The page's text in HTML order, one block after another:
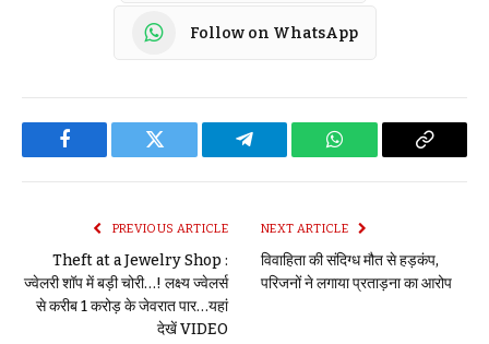
Follow on WhatsApp
Facebook Twitter Telegram WhatsApp Copy
PREVIOUS ARTICLE
Theft at a Jewelry Shop :
ज्वेलरी शॉप में बड़ी चोरी…! लक्ष्य ज्वेलर्स
से करीब 1 करोड़ के जेवरात पार…यहां
देखें VIDEO
NEXT ARTICLE
विवाहिता की संदिग्ध मौत से हड़कंप,
परिजनों ने लगाया प्रताड़ना का आरोप